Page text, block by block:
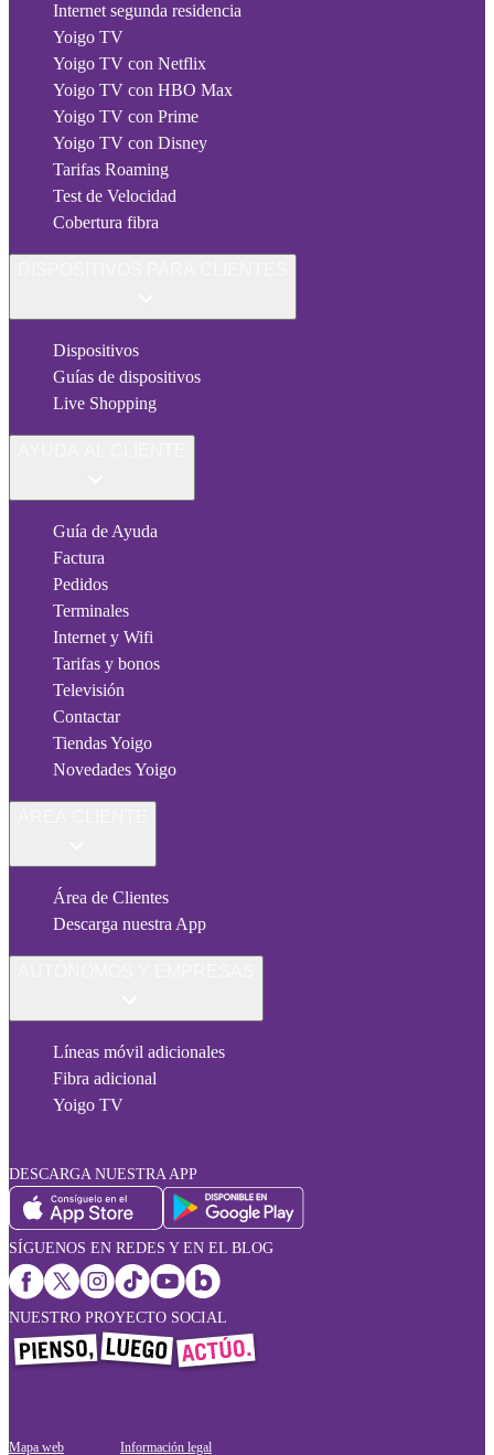
Internet segunda residencia
Yoigo TV
Yoigo TV con Netflix
Yoigo TV con HBO Max
Yoigo TV con Prime
Yoigo TV con Disney
Tarifas Roaming
Test de Velocidad
Cobertura fibra
Dispositivos
Guías de dispositivos
Live Shopping
Guía de Ayuda
Factura
Pedidos
Terminales
Internet y Wifi
Tarifas y bonos
Televisión
Contactar
Tiendas Yoigo
Novedades Yoigo
Área de Clientes
Descarga nuestra App
Líneas móvil adicionales
Fibra adicional
Yoigo TV
DESCARGA NUESTRA APP
SÍGUENOS EN REDES Y EN EL BLOG
NUESTRO PROYECTO SOCIAL
Mapa web Información legal